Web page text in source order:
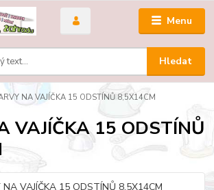
Menu
Hledat
NA VAJÍČKA 15 ODSTÍNŮ 8,5X14CM
VAJÍČKA 15 ODSTÍNŮ